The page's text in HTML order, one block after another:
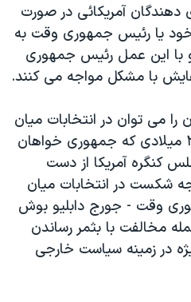
ایران
دهندگان آمریکائی در صورت
یا رئیس جمهوری وقت به
با این عمل رئیس جمهوری
با مشکل مواجه می کنند.
را می توان در انتخابات میان
دوره ای آمریکا در سال ۲۰۰۶ میلادی که جمهوری خواهان
کنگره آمریکا از دست
شکست در انتخابات میان
وقت - جورج دابلیو بوش
مخالفت با بثمر رساندن
در زمینه سیاست خارجی